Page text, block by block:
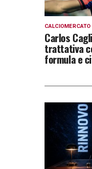
CALCIOMERCATO
Carlos
trattativa
formula e